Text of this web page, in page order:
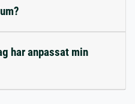
har anpassat min